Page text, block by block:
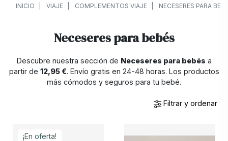
INICIO VIAJE COMPLEMENTOS VIAJE NECESERES PARA
Neceseres para bebés
Descubre nuestra sección de Neceseres para bebés a
partir de 12,95 €. Envío gratis en 24-48 horas. Los productos
más cómodos y seguros para tu bebé.
Filtrar y ordenar
¡En oferta!